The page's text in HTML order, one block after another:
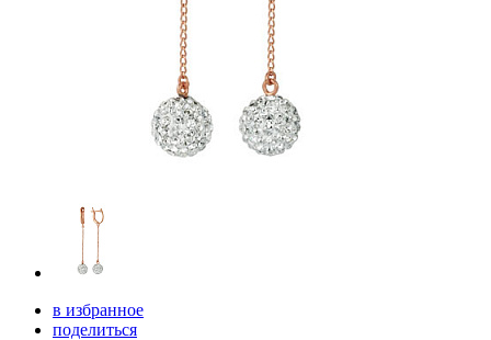
в избранное
поделиться